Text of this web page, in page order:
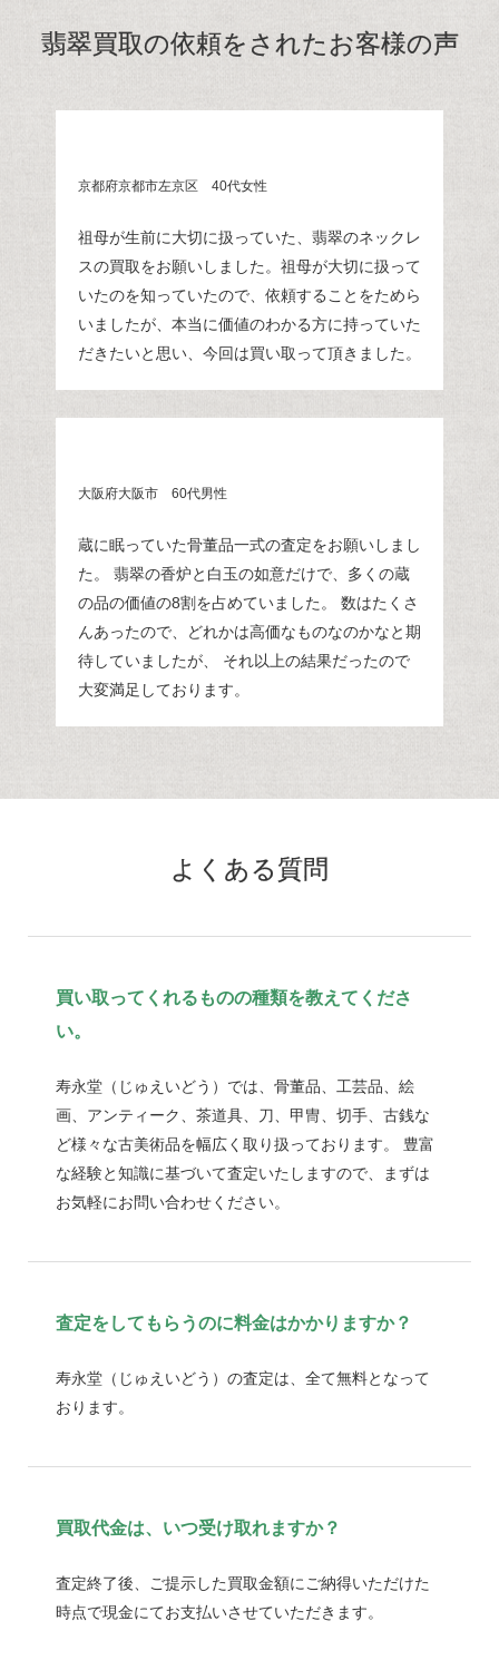
翡翠買取の依頼をされたお客様の声
京都府京都市左京区 40代女性
祖母が生前に大切に扱っていた、翡翠のネックレ
スの買取をお願いしました。祖母が大切に扱って
いたのを知っていたので、依頼することをためら
いましたが、本当に価値のわかる方に持っていた
だきたいと思い、今回は買い取って頂きました。
大阪府大阪市 60代男性
蔵に眠っていた骨董品一式の査定をお願いしまし
た。 翡翠の香炉と白玉の如意だけで、多くの蔵
の品の価値の8割を占めていました。 数はたくさ
んあったので、どれかは高価なものなのかなと期
待していましたが、 それ以上の結果だったので
大変満足しております。
よくある質問
買い取ってくれるものの種類を教えてくださ
い。
寿永堂（じゅえいどう）では、骨董品、工芸品、絵
画、アンティーク、茶道具、刀、甲冑、切手、古銭な
ど様々な古美術品を幅広く取り扱っております。 豊富
な経験と知識に基づいて査定いたしますので、まずは
お気軽にお問い合わせください。
査定をしてもらうのに料金はかかりますか？
寿永堂（じゅえいどう）の査定は、全て無料となって
おります。
買取代金は、いつ受け取れますか？
査定終了後、ご提示した買取金額にご納得いただけた
時点で現金にてお支払いさせていただきます。